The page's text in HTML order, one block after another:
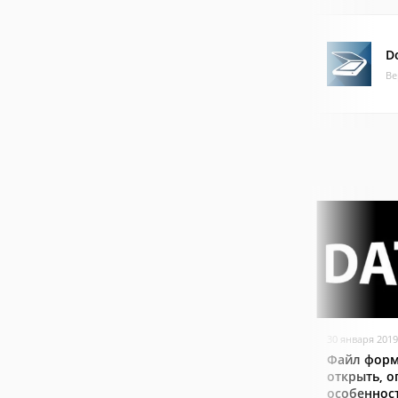
30 января 2019
Файл
открыть,